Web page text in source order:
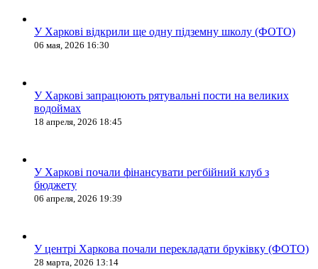
У Харкові відкрили ще одну підземну школу (ФОТО)
06 мая, 2026 16:30
У Харкові запрацюють рятувальні пости на великих
водоймах
18 апреля, 2026 18:45
У Харкові почали фінансувати регбійний клуб з
бюджету
06 апреля, 2026 19:39
У центрі Харкова почали перекладати бруківку (ФОТО)
28 марта, 2026 13:14